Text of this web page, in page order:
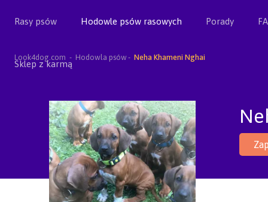
Rasy psów Hodowle psów rasowych Porady
Sklep z karmą
Look4dog.com Hodowla psów Neha Khameni Nghai